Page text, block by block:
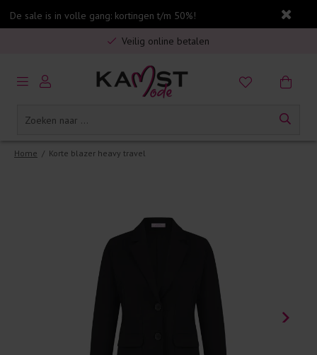
De sale is in volle gang: kortingen t/m 50%!
Gratis verzending in Nederland vanaf €75,-
Veilig online betalen
5% spaarbonus op jouw aankoop
Gratis verzending in Nederland vanaf €75,-
Home / Korte blazer heavy travel